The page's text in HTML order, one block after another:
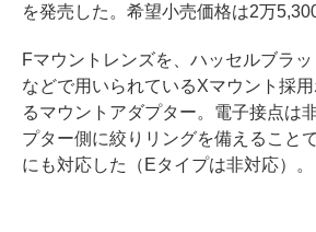
を発売した。希望小売価格は2万
Fマウントレンズを、ハッセルブラ
などで用いられているXマウント採
るマウントアダプター。電子接点は
プター側に絞りリングを備えること
にも対応した（Eタイプは非対応）。